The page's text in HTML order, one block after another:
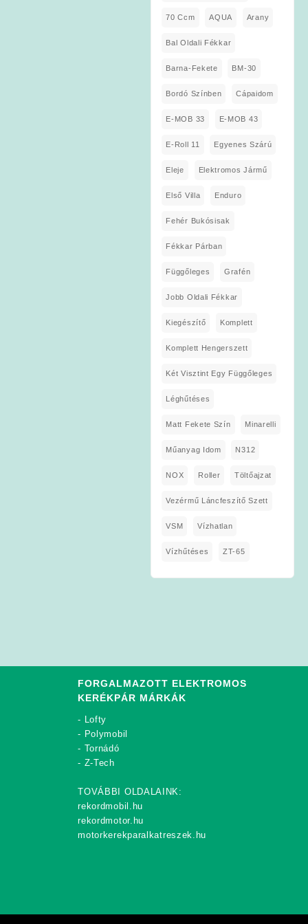
70 Ccm AQUA Arany
Bal Oldali Fékkar
Barna-Fekete BM-30
Bordó Színben Cápaidom
E-MOB 33 E-MOB 43
E-Roll 11 Egyenes Szárú
Eleje Elektromos Jármű
Első Villa Enduro
Fehér Bukósisak
Fékkar Párban
Függőleges Grafén
Jobb Oldali Fékkar
Kiegészítő Komplett
Komplett Hengerszett
Két Visztint Egy Függőleges
Léghűtéses
Matt Fekete Szín Minarelli
Műanyag Idom N312
NOX Roller Töltőajzat
Vezérmű Láncfeszítő Szett
VSM Vízhatlan
Vízhűtéses ZT-65
FORGALMAZOTT ELEKTROMOS
KERÉKPÁR MÁRKÁK
- Lofty
- Polymobil
- Tornádó
- Z-Tech
TOVÁBBI OLDALAINK:
rekordmobil.hu
rekordmotor.hu
motorkerekparalkatreszek.hu